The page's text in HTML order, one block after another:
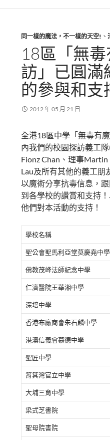
同一樣的魔法，不一樣的天空! 、
18區「無
訪」已圓滿
的參與和支
2012 年 05 月 21 日
全港18區中學「無毒有
內我們的校園探訪義工
Fionz Chan、理事
Lau及所有其他的義工朋
以魔術分享抗毒信息，
到各學校的讚賞和支持
他們對本活動的支持！
學校名稱
聖公會聖馬利亞堂莫慶堯中學
佛教茂峰法師紀念中學
仁濟醫院王華湘中學
深培中學
香港布廠商會朱石麟中學
港澳信義會慕德中學
聖匠中學
筲箕灣官立中學
大埔三育中學
梁式芝書院
聖母院書院